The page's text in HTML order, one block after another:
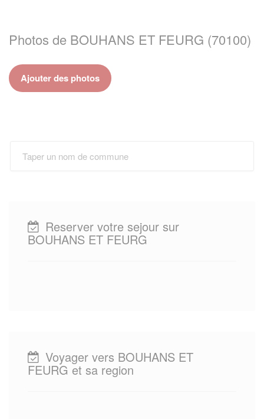
Photos de BOUHANS ET FEURG (70100)
Ajouter des photos
Reserver votre sejour sur
BOUHANS ET FEURG
Voyager vers BOUHANS ET
FEURG et sa region